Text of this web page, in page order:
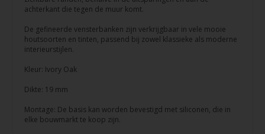
achterkant die tegen de muur komt.
De gefineerde vensterbanken zijn verkrijgbaar in vele mooie
houtsoorten en tinten, passend bij zowel klassieke als moderne
interieurstijlen.
Kleur: Ivory Oak
Dikte: 19 mm
Montage: De basis kan worden bevestigd met siliconen, die in
elke bouwmarkt te koop zijn.